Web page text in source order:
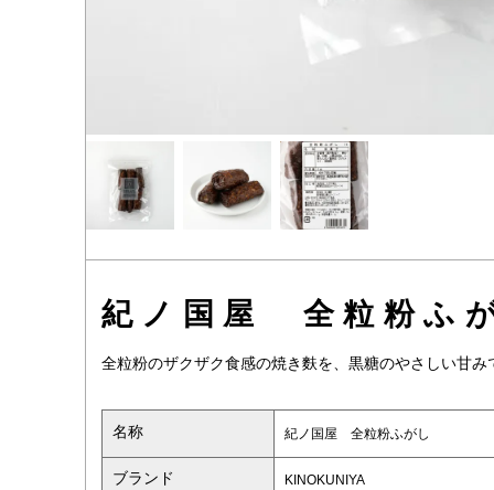
紀ノ国屋 全粒粉ふ
全粒粉のザクザク食感の焼き麩を、黒糖のやさしい甘
名称 紀ノ国屋 全粒粉ふがし
ブランド KINOKUNIYA